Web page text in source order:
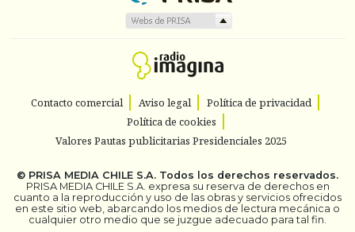
Contacto comercial Aviso legal
Política de privacidad
Política de cookies
Valores Pautas publicitarias Presidenciales 2025
© PRISA MEDIA CHILE S.A. Todos los derechos reservados.
PRISA MEDIA CHILE S.A. expresa su reserva de derechos en
cuanto a la reproducción y uso de las obras y servicios ofrecidos
en este sitio web, abarcando los medios de lectura mecánica o
cualquier otro medio que se juzgue adecuado para tal fin.